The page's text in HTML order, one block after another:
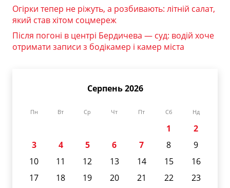
Огірки тепер не ріжуть, а розбивають: літній салат,
який став хітом соцмереж
Після погоні в центрі Бердичева — суд: водій хоче
отримати записи з бодікамер і камер міста
Серпень 2026
Пн Вт Ср Чт Пт Сб Нд
1
2
3
4 5 6 7 8
9
10
11 12 13 14 15
16
17
18 19 20 21 22
23